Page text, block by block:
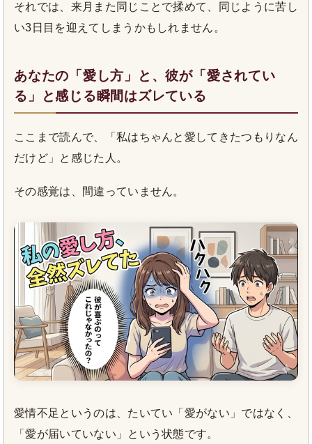
それでは、来月また同じことで揉めて、同じように苦し
い3日目を迎えてしまうかもしれません。
あなたの「愛し方」と、彼が「愛されてい
る」と感じる瞬間はズレている
ここまで読んで、「私はちゃんと愛してきたつもりなん
だけど」と感じた人。
その感覚は、間違っていません。
愛情不足というのは、たいてい「愛がない」ではなく、
「愛が届いていない」という状態です。